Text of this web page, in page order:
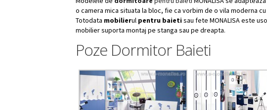
o camera mica situata la bloc, fie ca vorbim de o vila moderna
Totodata mobilierul pentru baietisau fete MONALISA este
mobilier suporta montaj pe stanga sau pe dreapta.
Poze Dormitor Baieti